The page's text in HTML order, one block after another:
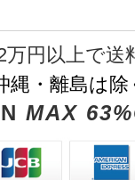
円以上で送
縄・離島は
MAX